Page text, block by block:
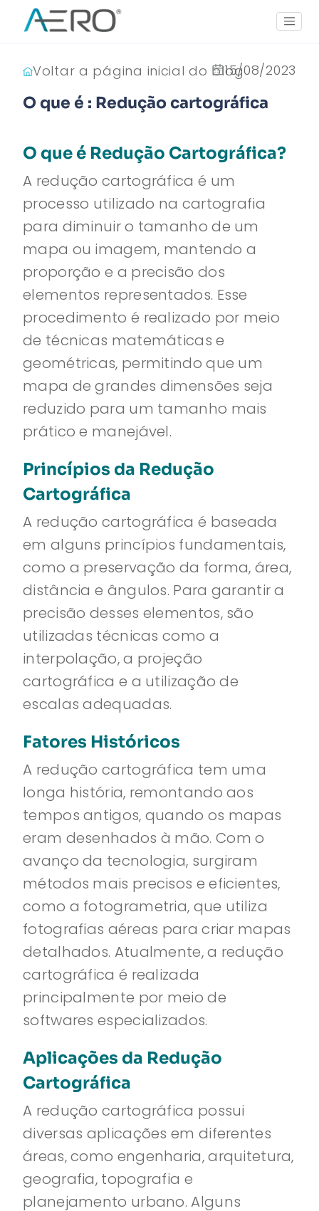
15/08/2023
Voltar a página inicial do blog
O que é : Redução cartográfica
O que é Redução Cartográfica?
A redução cartográfica é um
processo utilizado na cartografia
para diminuir o tamanho de um
mapa ou imagem, mantendo a
proporção e a precisão dos
elementos representados. Esse
procedimento é realizado por meio
de técnicas matemáticas e
geométricas, permitindo que um
mapa de grandes dimensões seja
reduzido para um tamanho mais
prático e manejável.
Princípios da Redução
Cartográfica
A redução cartográfica é baseada
em alguns princípios fundamentais,
como a preservação da forma, área,
distância e ângulos. Para garantir a
precisão desses elementos, são
utilizadas técnicas como a
interpolação, a projeção
cartográfica e a utilização de
escalas adequadas.
Fatores Históricos
A redução cartográfica tem uma
longa história, remontando aos
tempos antigos, quando os mapas
eram desenhados à mão. Com o
avanço da tecnologia, surgiram
métodos mais precisos e eficientes,
como a fotogrametria, que utiliza
fotografias aéreas para criar mapas
detalhados. Atualmente, a redução
cartográfica é realizada
principalmente por meio de
softwares especializados.
Aplicações da Redução
Cartográfica
A redução cartográfica possui
diversas aplicações em diferentes
áreas, como engenharia, arquitetura,
geografia, topografia e
planejamento urbano. Alguns